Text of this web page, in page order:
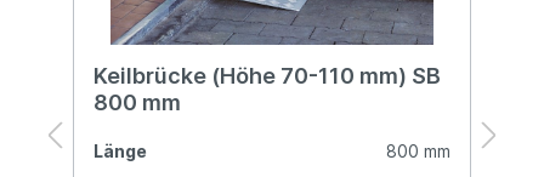
Keilbrücke (Höhe 70-110 mm) SB
800 mm
Länge 800 mm